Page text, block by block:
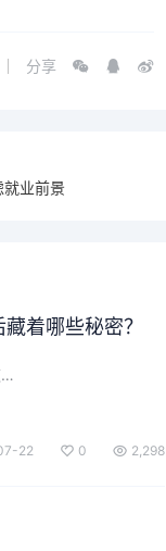
分享
业前景
着哪些秘密？
…
22 0 2,298